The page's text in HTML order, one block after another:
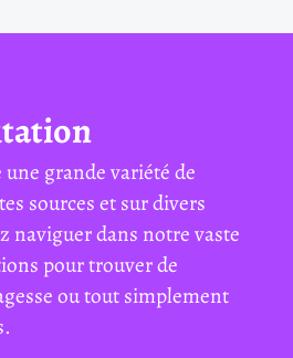
grande variété de
sources et sur divers
naviguer dans notre vaste
pour trouver de
ou tout simplement